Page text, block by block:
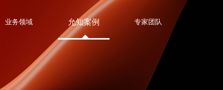
业务领域 允知案例 专家团队